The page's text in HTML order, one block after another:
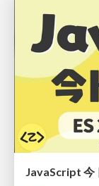
JavaScript 今